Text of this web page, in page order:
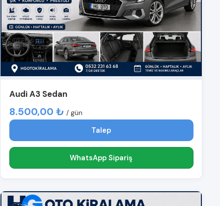
Audi A3 Sedan
8.500,00 ₺ / gün
Talep
WhatsApp Sipariş